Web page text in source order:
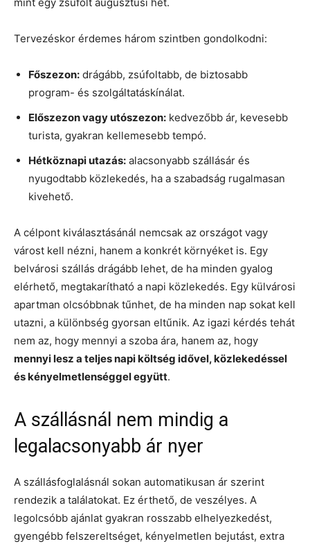
Tervezéskor érdemes három szintben gondolkodni:
Főszezon: drágább, zsúfoltabb, de biztosabb
program- és szolgáltatáskínálat.
Előszezon vagy utószezon: kedvezőbb ár, kevesebb
turista, gyakran kellemesebb tempó.
Hétköznapi utazás: alacsonyabb szállásár és
nyugodtabb közlekedés, ha a szabadság rugalmasan
kivehető.
A célpont kiválasztásánál nemcsak az országot vagy
várost kell nézni, hanem a konkrét környéket is. Egy
belvárosi szállás drágább lehet, de ha minden gyalog
elérhető, megtakarítható a napi közlekedés. Egy külvárosi
apartman olcsóbbnak tűnhet, de ha minden nap sokat kell
utazni, a különbség gyorsan eltűnik. Az igazi kérdés tehát
nem az, hogy mennyi a szoba ára, hanem az, hogy
mennyi lesz a teljes napi költség idővel, közlekedéssel
és kényelmetlenséggel együtt.
A szállásnál nem mindig a
legalacsonyabb ár nyer
A szállásfoglalásnál sokan automatikusan ár szerint
rendezik a találatokat. Ez érthető, de veszélyes. A
legolcsóbb ajánlat gyakran rosszabb elhelyezkedést,
gyengébb felszereltséget, kényelmetlen bejutást, extra